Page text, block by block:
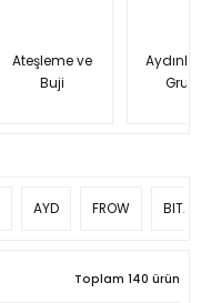
Ateşleme ve
Buji
AYD FROW
Toplam 140 ürün